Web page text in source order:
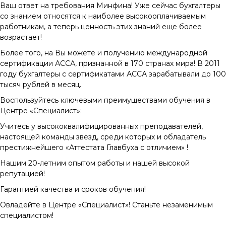
Ваш ответ на требования Минфина! Уже сейчас бухгалтеры
со знанием относятся к наиболее высокооплачиваемым
работникам, а теперь ценность этих знаний еще более
возрастает!
Более того, на Вы можете и получению международной
сертификации АССА, признанной в 170 странах мира! В 2011
году бухгалтеры с сертификатами АССА зарабатывали до 100
тысяч рублей в месяц.
Воспользуйтесь ключевыми преимуществами обучения в
Центре «Специалист»:
Учитесь у высококвалифицированных преподавателей,
настоящей команды звезд, среди которых и обладатель
престижнейшего «Аттестата Главбуха с отличием» !
Нашим 20-летним опытом работы и нашей высокой
репутацией!
Гарантией качества и сроков обучения!
Овладейте в Центре «Специалист»! Станьте незаменимым
специалистом!